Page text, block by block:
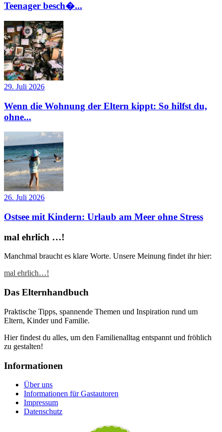
Teenager besch�...
29. Juli 2026
Wenn die Wohnung der Eltern kippt: So hilfst du,
ohne...
26. Juli 2026
Ostsee mit Kindern: Urlaub am Meer ohne Stress
mal ehrlich …!
Manchmal braucht es klare Worte. Unsere Meinung findet ihr hier:
mal ehrlich…!
Das Elternhandbuch
Praktische Tipps, spannende Themen und Inspiration rund um
Eltern, Kinder und Familie.
Hier findest du alles, um den Familienalltag entspannt und fröhlich
zu gestalten!
Informationen
Über uns
Informationen für Gastautoren
Impressum
Datenschutz